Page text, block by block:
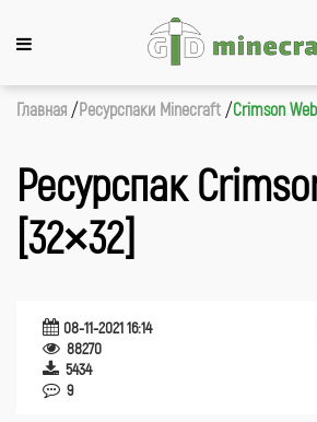
Главная Ресурспаки Minecraft Crimson Web
Ресурспак
[32×32]
08-11-2021 16:14
88270
5434
9